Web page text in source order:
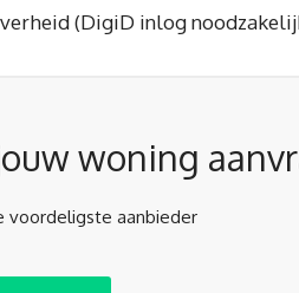
(DigiD inlog
woning
voordeligste aanbieder